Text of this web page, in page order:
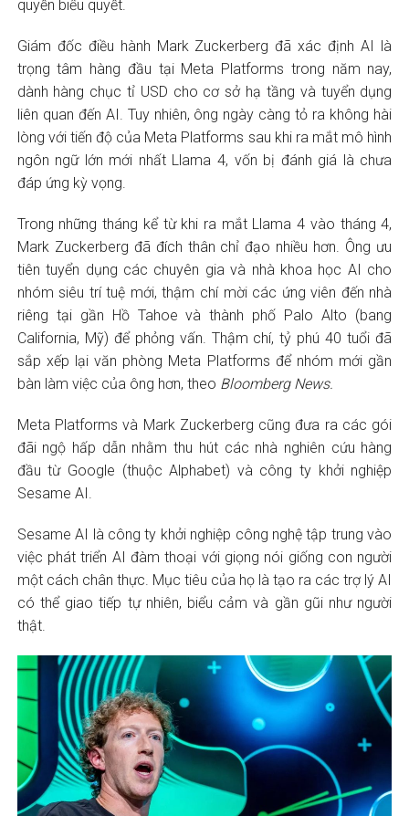
quyền biểu quyết.
Giám đốc điều hành Mark Zuckerberg đã xác định AI là
trọng tâm hàng đầu tại Meta Platforms trong năm nay,
dành hàng chục tỉ USD cho cơ sở hạ tầng và tuyển dụng
liên quan đến AI. Tuy nhiên, ông ngày càng tỏ ra không hài
lòng với tiến độ của Meta Platforms sau khi ra mắt mô hình
ngôn ngữ lớn mới nhất Llama 4, vốn bị đánh giá là chưa
đáp ứng kỳ vọng.
Trong những tháng kể từ khi ra mắt Llama 4 vào tháng 4,
Mark Zuckerberg đã đích thân chỉ đạo nhiều hơn. Ông ưu
tiên tuyển dụng các chuyên gia và nhà khoa học AI cho
nhóm siêu trí tuệ mới, thậm chí mời các ứng viên đến nhà
riêng tại gần Hồ Tahoe và thành phố Palo Alto (bang
California, Mỹ) để phỏng vấn. Thậm chí, tỷ phú 40 tuổi đã
sắp xếp lại văn phòng Meta Platforms để nhóm mới gần
bàn làm việc của ông hơn, theo Bloomberg News.
Meta Platforms và Mark Zuckerberg cũng đưa ra các gói
đãi ngộ hấp dẫn nhằm thu hút các nhà nghiên cứu hàng
đầu từ Google (thuộc Alphabet) và công ty khởi nghiệp
Sesame AI.
Sesame AI là công ty khởi nghiệp công nghệ tập trung vào
việc phát triển AI đàm thoại với giọng nói giống con người
một cách chân thực. Mục tiêu của họ là tạo ra các trợ lý AI
có thể giao tiếp tự nhiên, biểu cảm và gần gũi như người
thật.